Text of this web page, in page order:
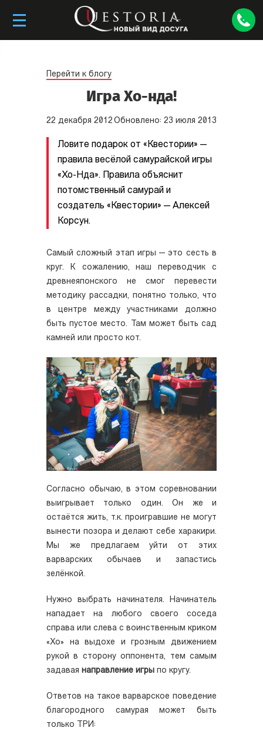
Перейти к блогу
Игра Хо-нда!
22 декабря 2012 Обновлено: 23 июля 2013
Ловите подарок от «Квестории» —
правила весёлой самурайской игры
«Хо-Нда». Правила объяснит
потомственный самурай и
создатель «Квестории» — Алексей
Корсун.
Самый сложный этап игры — это сесть в
круг. К сожалению, наш переводчик с
древнеяпонского не смог перевести
методику рассадки, понятно только, что
в центре между участниками должно
быть пустое место. Там может быть сад
камней или просто кот.
Согласно обычаю, в этом соревновании
выигрывает только один. Он же и
остаётся жить, т.к. проигравшие не могут
вынести позора и делают себе харакири.
Мы же предлагаем уйти от этих
варварских обычаев и запастись
зелёнкой.
Нужно выбрать начинателя. Начинатель
нападает на любого своего соседа
справа или слева с воинственным криком
«Хо» на выдохе и грозным движением
рукой в сторону оппонента, тем самым
задавая направление игры по кругу.
Ответов на такое варварское поведение
благородного самурая может быть
только ТРИ: